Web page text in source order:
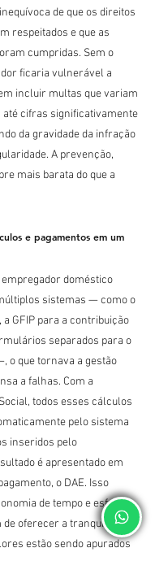
de que os direitos
respeitados e que as
cumpridas. Sem o
ficaria vulnerável a
incluir multas que variam
cifras significativamente
da gravidade da infração
A prevenção,
mais barata do que a
e pagamentos em um
doméstico
sistemas — como o
a GFIP para a contribuição
separados para o
o que tornava a gestão
a falhas. Com a
todos esses cálculos
pelo sistema
inseridos pelo
é apresentado em
o DAE. Isso
de tempo e esforço
oferecer a tranquilidade
estão sendo apurados